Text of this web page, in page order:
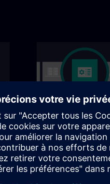
Trouvez le cours
vous convient
Recherchez